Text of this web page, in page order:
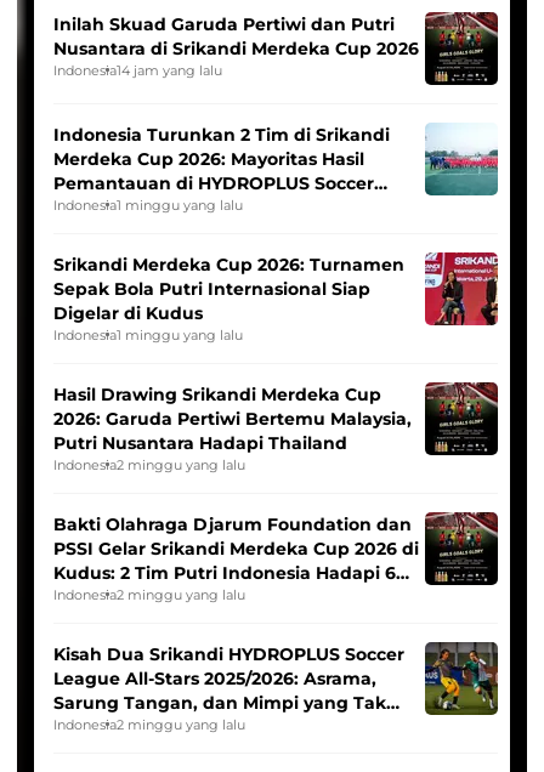
Inilah Skuad Garuda Pertiwi dan Putri
Nusantara di Srikandi Merdeka Cup 2026
Indonesia14 jam yang lalu
Indonesia Turunkan 2 Tim di Srikandi
Merdeka Cup 2026: Mayoritas Hasil
Pemantauan di HYDROPLUS Soccer
League
Indonesia1 minggu yang lalu
Srikandi Merdeka Cup 2026: Turnamen
Sepak Bola Putri Internasional Siap
Digelar di Kudus
Indonesia1 minggu yang lalu
Hasil Drawing Srikandi Merdeka Cup
2026: Garuda Pertiwi Bertemu Malaysia,
Putri Nusantara Hadapi Thailand
Indonesia2 minggu yang lalu
Bakti Olahraga Djarum Foundation dan
PSSI Gelar Srikandi Merdeka Cup 2026 di
Kudus: 2 Tim Putri Indonesia Hadapi 6
Tim Asia
Indonesia2 minggu yang lalu
Kisah Dua Srikandi HYDROPLUS Soccer
League All-Stars 2025/2026: Asrama,
Sarung Tangan, dan Mimpi yang Tak
Pernah Padam
Indonesia2 minggu yang lalu